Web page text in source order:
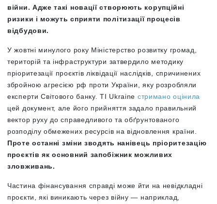
війни. Адже такі новації створюють корупційні
ризики і можуть сприяти політизації процесів
відбудови.
У жовтні минулого року Міністерство розвитку громад,
територій та інфраструктури затвердило методику
пріоритезації проєктів ліквідації наслідків, спричинених
збройною агресією рф проти України, яку розробляли
експерти Світового банку. TI Ukraine стримано оцінила
цей документ, але його прийняття задало правильний
вектор руху до справедливого та обґрунтованого
розподілу обмежених ресурсів на відновлення країни.
Проте останні зміни зводять нанівець пріоритезацію
проєктів як основний запобіжник можливих
зловживань.
Частина фінансування справді може йти на невідкладні
проєкти, які виникають через війну — наприклад,